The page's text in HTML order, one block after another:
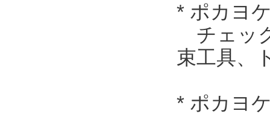
* ポカヨ
チェッ
束工具、
* ポカヨ